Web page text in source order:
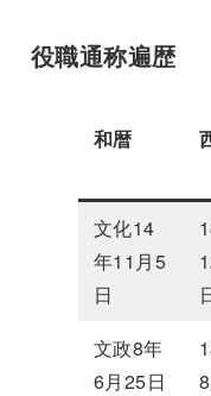
役職通称遍歴
和暦
文化14
年11月5
日
文政8年
6月25日